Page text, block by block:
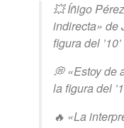
💥 Íñigo
indirecta» de
figura del ’10’
💭 «Estoy de
la figura del
🔥 «La